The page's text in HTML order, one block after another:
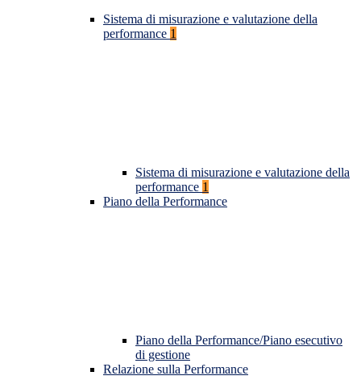
Sistema di misurazione e valutazione della
performance 1
Sistema di misurazione e valutazione della
performance 1
Piano della Performance
Piano della Performance/Piano esecutivo
di gestione
Relazione sulla Performance